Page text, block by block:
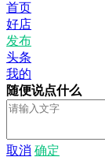
首页
好店
发布
头条
我的
随便说点什么
取消 确定